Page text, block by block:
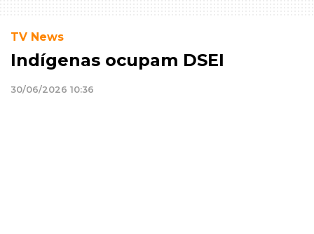
TV News
Indígenas ocupam DSEI
30/06/2026 10:36